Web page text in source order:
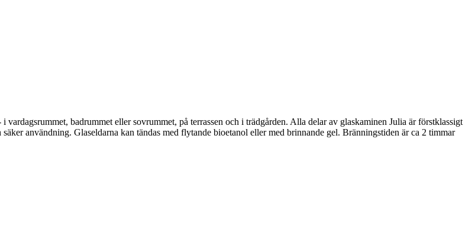
badrummet eller sovrummet, på terrassen och i trädgården. Alla delar av glaskaminen Julia är förstklassigt
användning. Glaseldarna kan tändas med flytande bioetanol eller med brinnande gel. Bränningstiden är ca 2 timmar